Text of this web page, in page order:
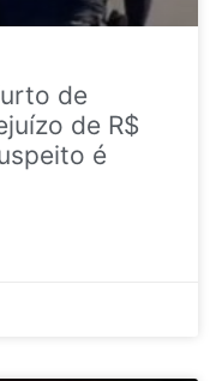
de
de R$
é